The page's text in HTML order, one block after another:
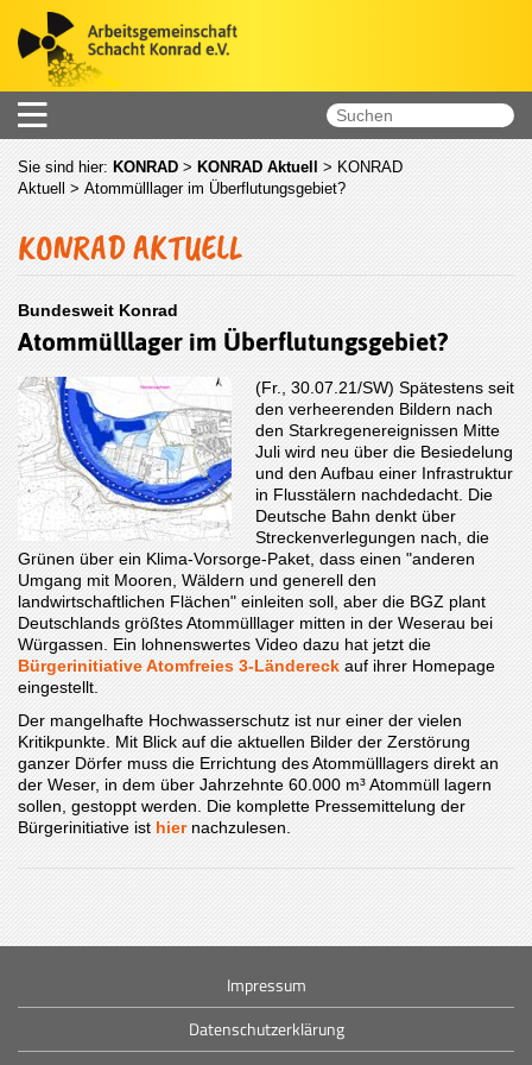
Sie sind hier: KONRAD > KONRAD Aktuell > KONRAD
Aktuell
> Atommülllager im Überflutungsgebiet?
KONRAD AKTUELL
Bundesweit Konrad
Atommülllager im Überflutungsgebiet?
(Fr., 30.07.21/SW) Spätestens seit
den verheerenden Bildern nach
den Starkregenereignissen Mitte
Juli wird neu über die Besiedelung
und den Aufbau einer Infrastruktur
in Flusstälern nachdedacht. Die
Deutsche Bahn denkt über
Streckenverlegungen nach, die
Grünen über ein Klima-Vorsorge-Paket, dass einen "anderen
Umgang mit Mooren, Wäldern und generell den
landwirtschaftlichen Flächen" einleiten soll, aber die BGZ plant
Deutschlands größtes Atommülllager mitten in der Weserau bei
Würgassen. Ein lohnenswertes Video dazu hat jetzt die
Bürgerinitiative Atomfreies 3-Ländereck auf ihrer Homepage
eingestellt.
Der mangelhafte Hochwasserschutz ist nur einer der vielen
Kritikpunkte. Mit Blick auf die aktuellen Bilder der Zerstörung
ganzer Dörfer muss die Errichtung des Atommülllagers direkt an
der Weser, in dem über Jahrzehnte 60.000 m³ Atommüll lagern
sollen, gestoppt werden. Die komplette Pressemittelung der
Bürgerinitiative ist hier nachzulesen.
Impressum
Datenschutzerklärung